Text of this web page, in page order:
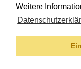
Weitere
Impressum